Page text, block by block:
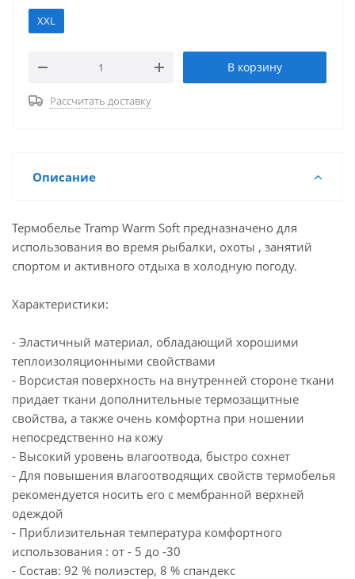
XXL
В корзину
Рассчитать доставку
Описание
Термобелье Tramp Warm Soft предназначено для
использования во время рыбалки, охоты , занятий
спортом и активного отдыха в холодную погоду.
Характеристики:
- Эластичный материал, обладающий хорошими
теплоизоляционными свойствами
- Ворсистая поверхность на внутренней стороне ткани
придает ткани дополнительные термозащитные
свойства, а также очень комфортна при ношении
непосредственно на кожу
- Высокий уровень влагоотвода, быстро сохнет
- Для повышения влагоотводящих свойств термобелья
рекомендуется носить его с мембранной верхней
одеждой
- Приблизительная температура комфортного
использования : от - 5 до -30
- Состав: 92 % полиэстер, 8 % спандекс